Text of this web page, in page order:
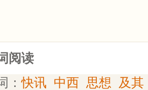
阅读
：快讯 中西 思想
及其